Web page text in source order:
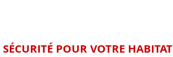
POUR VOTRE HABITAT